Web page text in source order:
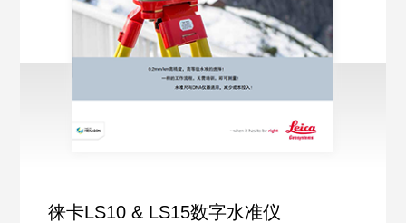
徕卡LS10 & LS15数字水准仪